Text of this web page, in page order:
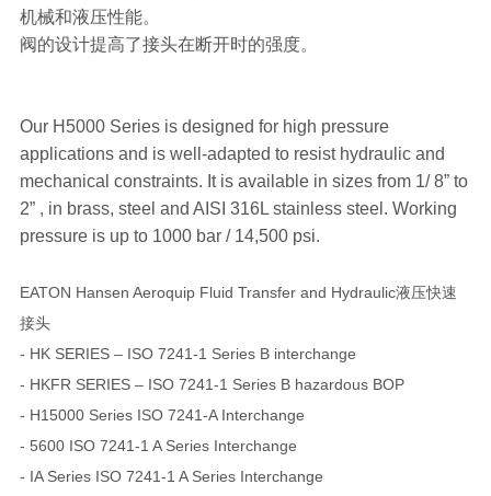
机械和液压性能。
阀的设计提高了接头在断开时的强度。
Our H5000 Series is designed for high pressure
applications and is well-adapted to resist hydraulic and
mechanical constraints. It is available in sizes from 1/ 8” to
2” , in brass, steel and AISI 316L stainless steel. Working
pressure is up to 1000 bar / 14,500 psi.
EATON Hansen Aeroquip Fluid Transfer and Hydraulic液压快速
接头
- HK SERIES – ISO 7241-1 Series B interchange
- HKFR SERIES – ISO 7241-1 Series B hazardous BOP
- H15000 Series ISO 7241-A Interchange
- 5600 ISO 7241-1 A Series Interchange
- IA Series ISO 7241-1 A Series Interchange